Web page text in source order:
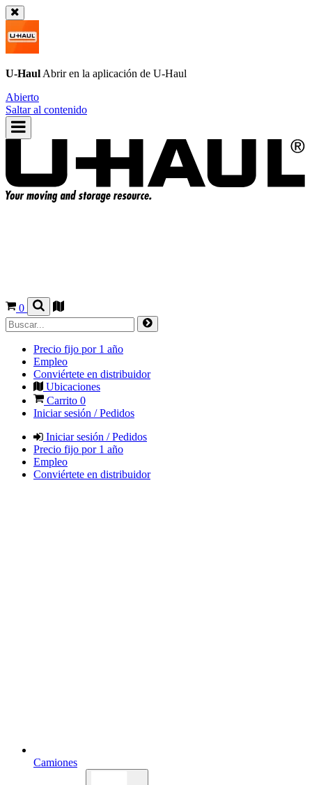
U-Haul Abrir en la aplicación de U-Haul
Abierto
Saltar al contenido
0
Precio fijo por 1 año
Empleo
Conviértete en distribuidor
Ubicaciones
Carrito 0
Iniciar sesión / Pedidos
Iniciar sesión / Pedidos
Precio fijo por 1 año
Empleo
Conviértete en distribuidor
Camiones